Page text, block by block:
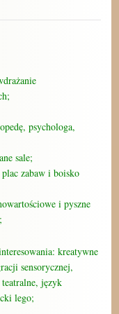
psychologa,
sale;
zabaw i boisko
i pyszne
kreatywne
sensorycznej,
język
lego;